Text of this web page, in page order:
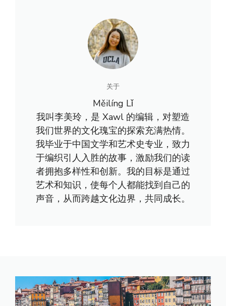
关于
Měilíng Lǐ
我叫李美玲，是 Xawl 的编辑，对塑造
我们世界的文化瑰宝的探索充满热情。
我毕业于中国文学和艺术史专业，致力
于编织引人入胜的故事，激励我们的读
者拥抱多样性和创新。我的目标是通过
艺术和知识，使每个人都能找到自己的
声音，从而跨越文化边界，共同成长。